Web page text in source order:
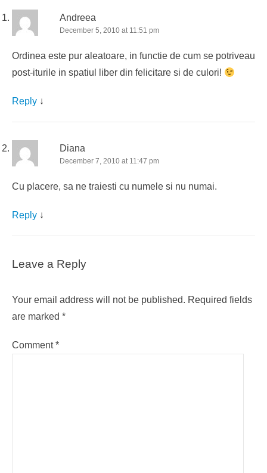
Andreea
December 5, 2010 at 11:51 pm
Ordinea este pur aleatoare, in functie de cum se potriveau
post-iturile in spatiul liber din felicitare si de culori!
Reply ↓
Diana
December 7, 2010 at 11:47 pm
Cu placere, sa ne traiesti cu numele si nu numai.
Reply ↓
Leave a Reply
Your email address will not be published. Required fields
are marked *
Comment*